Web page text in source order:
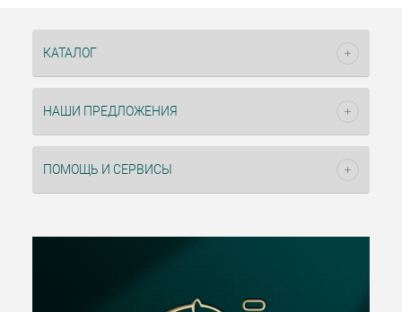
КАТАЛОГ
НАШИ ПРЕДЛОЖЕНИЯ
ПОМОЩЬ И СЕРВИСЫ